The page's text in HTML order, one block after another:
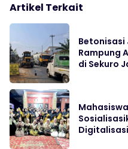
Artikel Terkait
Rampung
di Sekuro
Mahasiswa
Digitalisasi